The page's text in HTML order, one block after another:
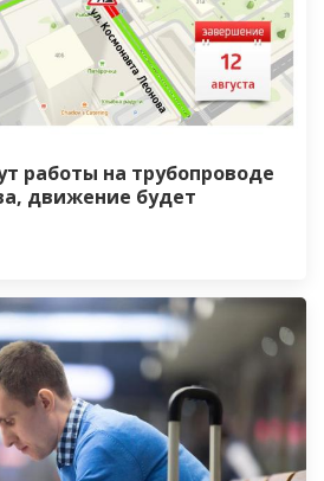
работы на трубопроводе
движение будет